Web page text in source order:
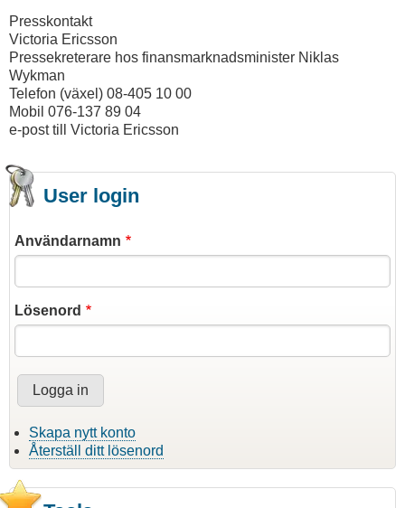
Presskontakt
Victoria Ericsson
Pressekreterare hos finansmarknadsminister Niklas
Wykman
Telefon (växel) 08-405 10 00
Mobil 076-137 89 04
e-post till Victoria Ericsson
User login
Användarnamn
Lösenord
Skapa nytt konto
Återställ ditt lösenord